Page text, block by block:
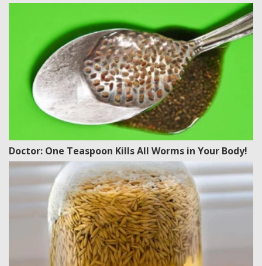
Doctor: One Teaspoon Kills All Worms in Your Body!